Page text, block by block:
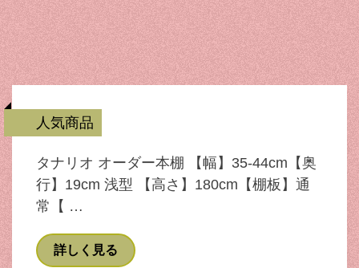
人気商品
タナリオ オーダー本棚 【幅】35-44cm【奥
行】19cm 浅型 【高さ】180cm【棚板】通
常【 …
詳しく見る